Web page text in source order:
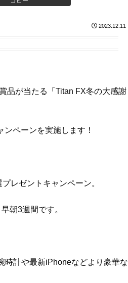
2023.12.11
品が当たる「Titan FX冬の大感謝
ペーンを実施します！
レゼントキャンペーン。
朝3週間です。
時計や最新iPhoneなどより豪華な